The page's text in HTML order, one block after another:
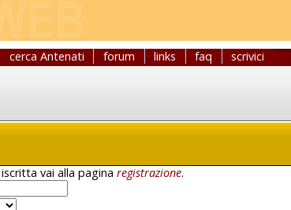
cerca Antenati forum links faq scrivici
vai alla paginaregistrazione.